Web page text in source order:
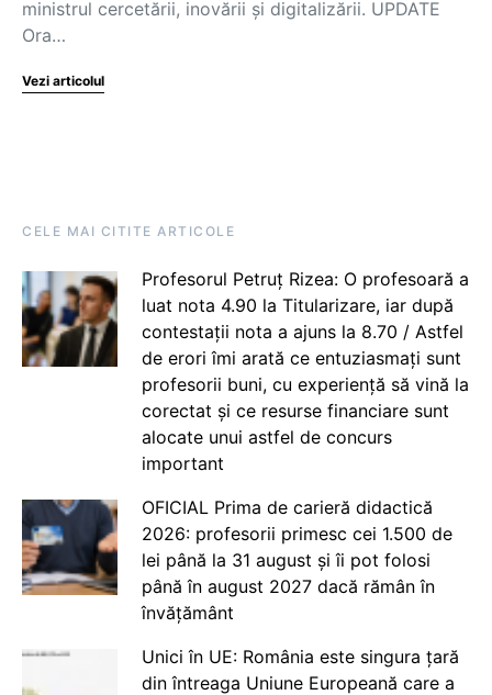
ministrul cercetării, inovării şi digitalizării. UPDATE
Ora…
Vezi articolul
CELE MAI CITITE ARTICOLE
Profesorul Petruț Rizea: O profesoară a
luat nota 4.90 la Titularizare, iar după
contestații nota a ajuns la 8.70 / Astfel
de erori îmi arată ce entuziasmați sunt
profesorii buni, cu experiență să vină la
corectat și ce resurse financiare sunt
alocate unui astfel de concurs
important
OFICIAL Prima de carieră didactică
2026: profesorii primesc cei 1.500 de
lei până la 31 august și îi pot folosi
până în august 2027 dacă rămân în
învățământ
Unici în UE: România este singura țară
din întreaga Uniune Europeană care a